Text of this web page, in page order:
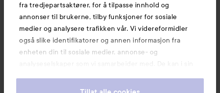
fra tredjepartsaktører, for å tilpasse innhold og
annonser til brukerne, tilby funksjoner for sosiale
medier og analysere trafikken vår. Vi videreformidler
også slike identifikatorer og annen informasjon fra
enheten din til sosiale medier, annonse- og
analyseselskaper som vi samarbeider med. De kan i sin
informasjon som du har oppgitt eller som de har samlet